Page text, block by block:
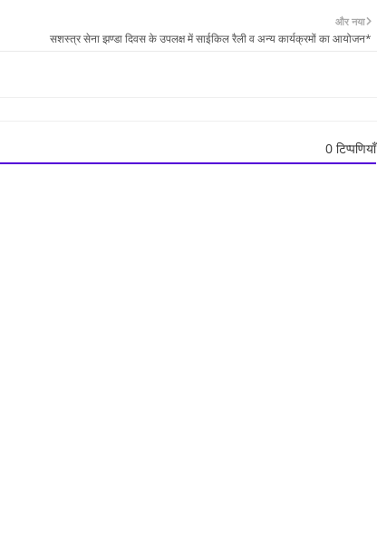
और नया
सशस्त्र सेना झण्डा दिवस के उपलक्ष में साईकिल रैली व अन्य कार्यक्रमों का आयोजन*
0 टिप्पणियाँ